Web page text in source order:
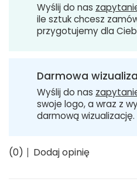
Wyślij do nas
ile sztuk chcesz
przygotujemy dla
Darmowa
Wyślij do nas
swoje logo, a wraz z
darmową wizualizację.
(0) Dodaj opinię